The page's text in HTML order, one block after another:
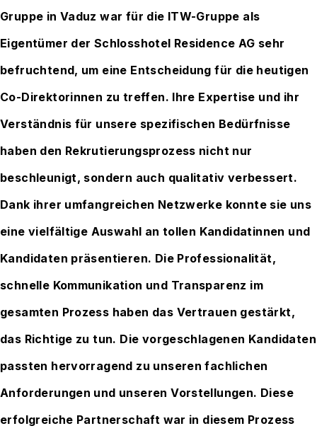
Gruppe in Vaduz war für die ITW-Gruppe als
Eigentümer der Schlosshotel Residence AG sehr
befruchtend, um eine Entscheidung für die heutigen
Co-Direktorinnen zu treffen. Ihre Expertise und ihr
Verständnis für unsere spezifischen Bedürfnisse
haben den Rekrutierungsprozess nicht nur
beschleunigt, sondern auch qualitativ verbessert.
Dank ihrer umfangreichen Netzwerke konnte sie uns
eine vielfältige Auswahl an tollen Kandidatinnen und
Kandidaten präsentieren. Die Professionalität,
schnelle Kommunikation und Transparenz im
gesamten Prozess haben das Vertrauen gestärkt,
das Richtige zu tun. Die vorgeschlagenen Kandidaten
passten hervorragend zu unseren fachlichen
Anforderungen und unseren Vorstellungen. Diese
erfolgreiche Partnerschaft war in diesem Prozess